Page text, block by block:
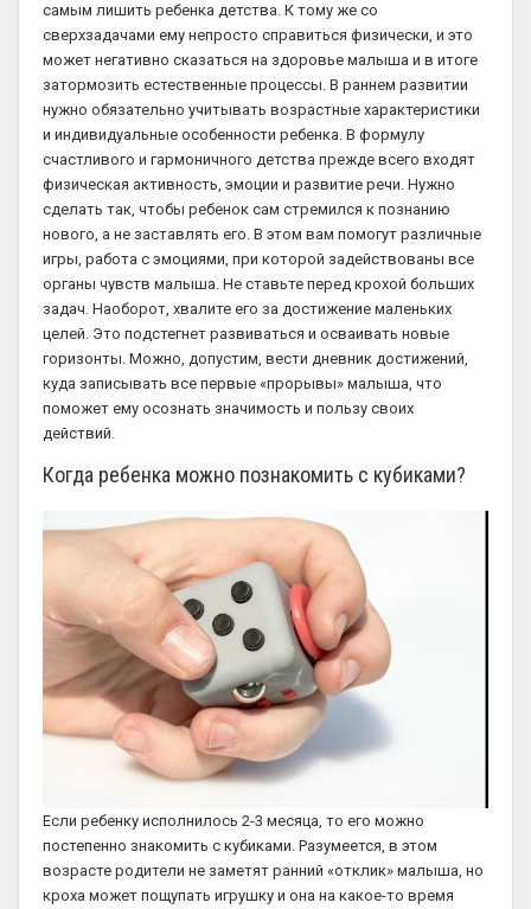
самым лишить ребенка детства. К тому же со
сверхзадачами ему непросто справиться физически, и это
может негативно сказаться на здоровье малыша и в итоге
затормозить естественные процессы. В раннем развитии
нужно обязательно учитывать возрастные характеристики
и индивидуальные особенности ребенка. В формулу
счастливого и гармоничного детства прежде всего входят
физическая активность, эмоции и развитие речи. Нужно
сделать так, чтобы ребенок сам стремился к познанию
нового, а не заставлять его. В этом вам помогут различные
игры, работа с эмоциями, при которой задействованы все
органы чувств малыша. Не ставьте перед крохой больших
задач. Наоборот, хвалите его за достижение маленьких
целей. Это подстегнет развиваться и осваивать новые
горизонты. Можно, допустим, вести дневник достижений,
куда записывать все первые «прорывы» малыша, что
поможет ему осознать значимость и пользу своих
действий.
Когда ребенка можно познакомить с кубиками?
Если ребенку исполнилось 2-3 месяца, то его можно
постепенно знакомить с кубиками. Разумеется, в этом
возрасте родители не заметят ранний «отклик» малыша, но
кроха может пощупать игрушку и она на какое-то время